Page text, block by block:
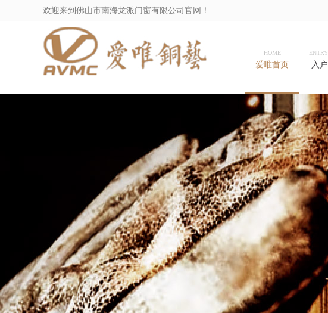
欢迎来到佛山市南海龙派门窗有限公司官网！
HOME
爱唯首页 入